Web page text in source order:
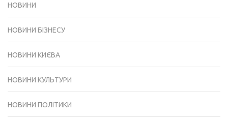
НОВИНИ
НОВИНИ БІЗНЕСУ
НОВИНИ КИЄВА
НОВИНИ КУЛЬТУРИ
НОВИНИ ПОЛІТИКИ